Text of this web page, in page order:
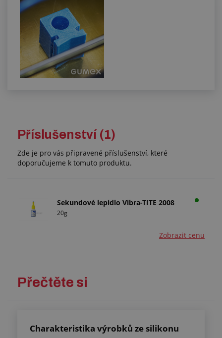
Příslušenství (1)
Zde je pro vás připravené příslušenství, které
doporučujeme k tomuto produktu.
Sekundové lepidlo Vibra-TITE 2008
20g
Zobrazit cenu
Přečtěte si
Charakteristika výrobků ze silikonu